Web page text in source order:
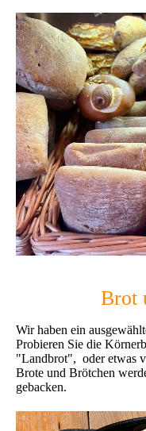
Brot
Wir haben ein
Probieren Sie die
"Landbrot", oder etwas
Brote und Brötchen
gebacken.